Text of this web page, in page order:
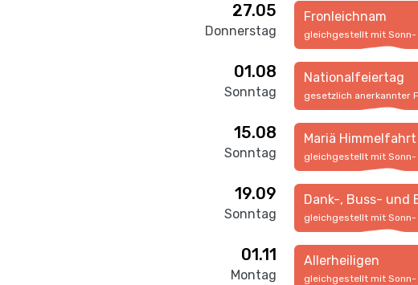
27.05
Donnerstag
Fronleichnam
gleichgestellt mit Sonn-
01.08
Sonntag
Nationalfeiertag
gesetzlich anerkannter
15.08
Sonntag
Mariä Himmelfahrt
gleichgestellt mit Sonn-
19.09
Sonntag
Dank-, Buss- und
gleichgestellt mit Sonn-
01.11
Montag
Allerheiligen
gleichgestellt mit Sonn-